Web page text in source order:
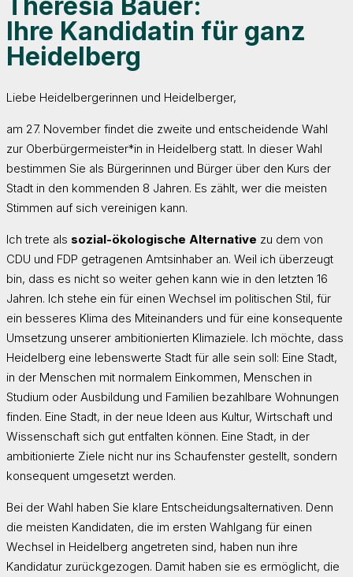
Theresia Bauer:
Ihre Kandidatin für ganz
Heidelberg
Liebe Heidelbergerinnen und Heidelberger,
am 27. November findet die zweite und entscheidende Wahl
zur Oberbürgermeister*in in Heidelberg statt. In dieser Wahl
bestimmen Sie als Bürgerinnen und Bürger über den Kurs der
Stadt in den kommenden 8 Jahren. Es zählt, wer die meisten
Stimmen auf sich vereinigen kann.
Ich trete als sozial-ökologische Alternative zu dem von
CDU und FDP getragenen Amtsinhaber an. Weil ich überzeugt
bin, dass es nicht so weiter gehen kann wie in den letzten 16
Jahren. Ich stehe ein für einen Wechsel im politischen Stil, für
ein besseres Klima des Miteinanders und für eine konsequente
Umsetzung unserer ambitionierten Klimaziele. Ich möchte, dass
Heidelberg eine lebenswerte Stadt für alle sein soll: Eine Stadt,
in der Menschen mit normalem Einkommen, Menschen in
Studium oder Ausbildung und Familien bezahlbare Wohnungen
finden. Eine Stadt, in der neue Ideen aus Kultur, Wirtschaft und
Wissenschaft sich gut entfalten können. Eine Stadt, in der
ambitionierte Ziele nicht nur ins Schaufenster gestellt, sondern
konsequent umgesetzt werden.
Bei der Wahl haben Sie klare Entscheidungsalternativen. Denn
die meisten Kandidaten, die im ersten Wahlgang für einen
Wechsel in Heidelberg angetreten sind, haben nun ihre
Kandidatur zurückgezogen. Damit haben sie es ermöglicht, die